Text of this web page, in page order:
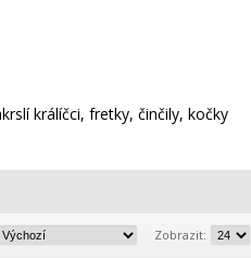
králíčci, fretky, činčily, kočky
Zobrazit: